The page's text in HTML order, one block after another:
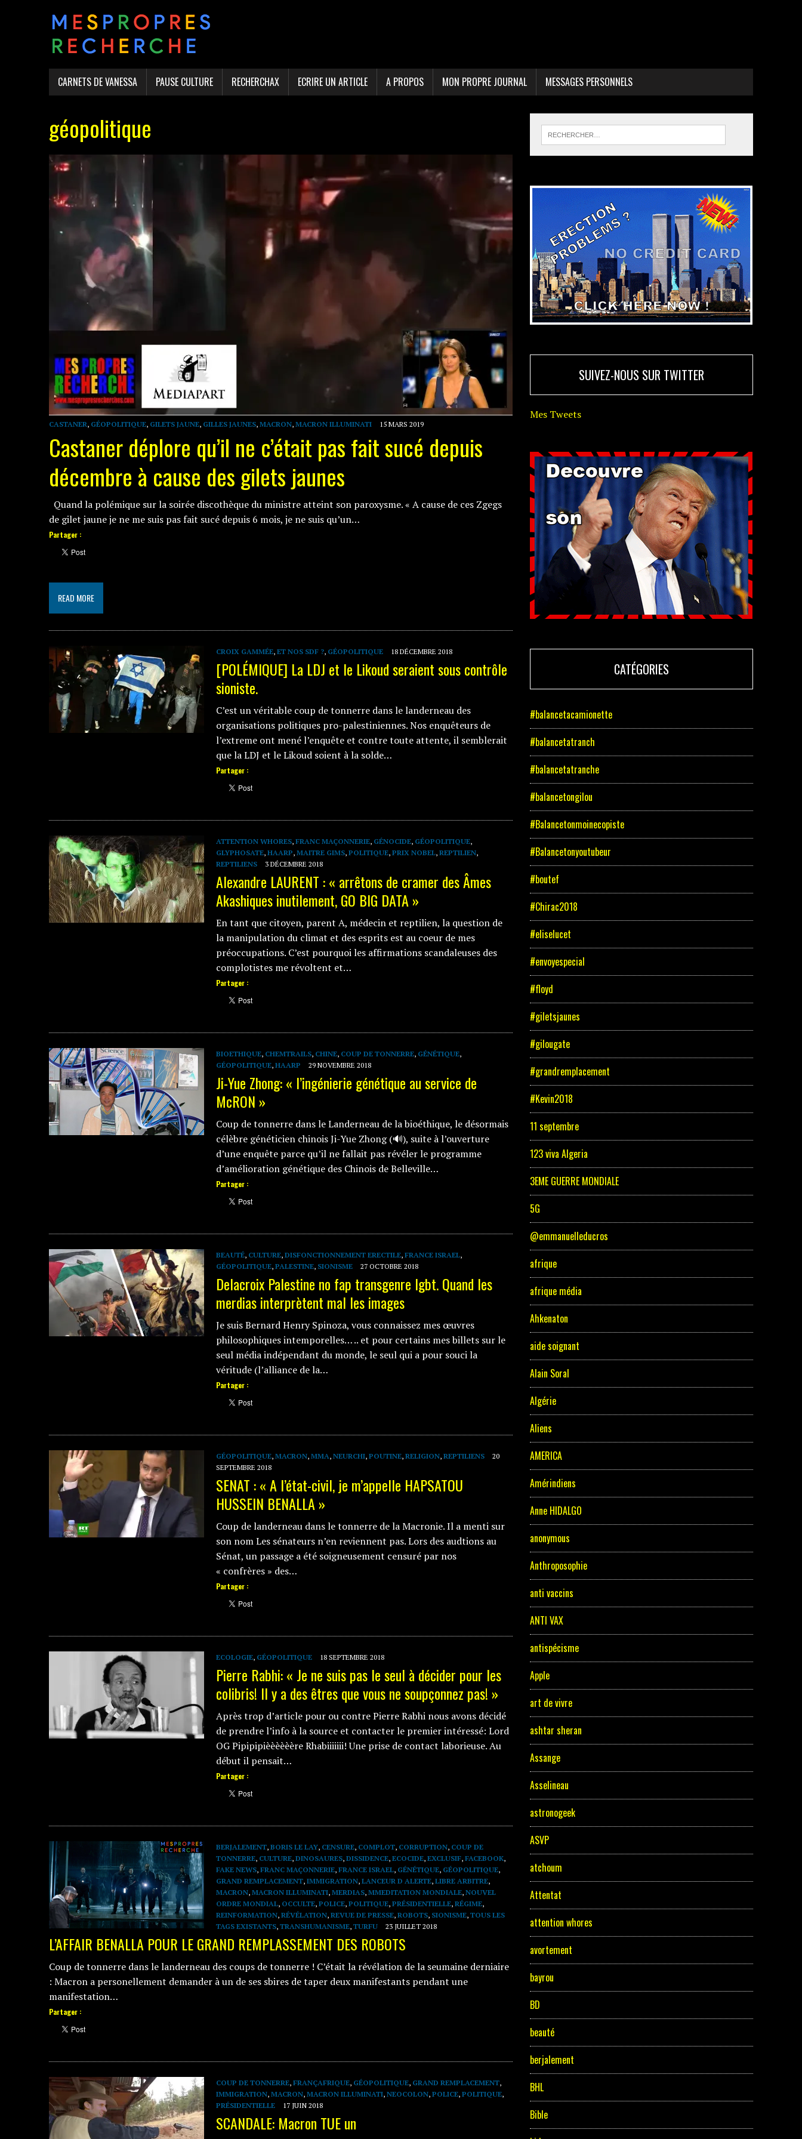
CARNETS DE VANESSA PAUSE CULTURE RECHERCHAX ECRIRE UN ARTICLE A PROPOS MON PROPRE JOURNAL MESSAGES PERSONNELS
géopolitique
CASTANER, GÉOPOLITIQUE, GILETS JAUNE, GILLES JAUNES, MACRON, MACRON ILLUMINATI 15 MARS 2019
Castaner déplore qu’il ne c’était pas fait sucé depuis
décembre à cause des gilets jaunes
Quand la polémique sur la soirée discothèque du ministre atteint son paroxysme. « A cause de ces Zgegs
de gilet jaune je ne me suis pas fait sucé depuis 6 mois, je ne suis qu’un…
Partager :
READ MORE
CROIX GAMMÉE, ET NOS SDF ?, GÉOPOLITIQUE 18 DÉCEMBRE 2018
[POLÉMIQUE] La LDJ et le Likoud seraient sous contrôle
sioniste.
C’est un véritable coup de tonnerre dans le landerneau des
organisations politiques pro-palestiniennes. Nos enquêteurs de
l’extreme ont mené l’enquête et contre toute attente, il semblerait
que la LDJ et le Likoud soient à la solde…
Partager :
ATTENTION WHORES, FRANC MAÇONNERIE, GÉNOCIDE, GÉOPOLITIQUE,
GLYPHOSATE, HAARP, MAITRE GIMS, POLITIQUE, PRIX NOBEL, REPTILIEN,
REPTILIENS
3 DÉCEMBRE 2018
Alexandre LAURENT : « arrêtons de cramer des Âmes
Akashiques inutilement, GO BIG DATA »
En tant que citoyen, parent A, médecin et reptilien, la question de
la manipulation du climat et des esprits est au coeur de mes
préoccupations. C’est pourquoi les affirmations scandaleuses des
complotistes me révoltent et…
Partager :
BIOETHIQUE, CHEMTRAILS, CHINE, COUP DE TONNERRE, GÉNÉTIQUE,
GÉOPOLITIQUE, HAARP 29 NOVEMBRE 2018
Ji-Yue Zhong: « l’ingénierie génétique au service de
McRON »
Coup de tonnerre dans le Landerneau de la bioéthique, le désormais
célèbre généticien chinois Ji-Yue Zhong (🔊), suite à l’ouverture
d’une enquête parce qu’il ne fallait pas révéler le programme
d’amélioration génétique des Chinois de Belleville…
Partager :
BEAUTÉ, CULTURE, DISFONCTIONNEMENT ERECTILE, FRANCE ISRAEL,
GÉOPOLITIQUE, PALESTINE, SIONISME 27 OCTOBRE 2018
Delacroix Palestine no fap transgenre lgbt. Quand les
merdias interprètent mal les images
Je suis Bernard Henry Spinoza, vous connaissez mes œuvres
philosophiques intemporelles… .. et pour certains mes billets sur le
seul média indépendant du monde, le seul qui a pour souci la
véritude (l’alliance de la…
Partager :
GÉOPOLITIQUE, MACRON, MMA, NEURCHI, POUTINE, RELIGION, REPTILIENS
20
SEPTEMBRE 2018
SENAT : « A l’état-civil, je m’appelle HAPSATOU
HUSSEIN BENALLA »
Coup de landerneau dans le tonnerre de la Macronie. Il a menti sur
son nom Les sénateurs n’en reviennent pas. Lors des audtions au
Sénat, un passage a été soigneusement censuré par nos
« confrères » des…
Partager :
ECOLOGIE, GÉOPOLITIQUE 18 SEPTEMBRE 2018
Pierre Rabhi: « Je ne suis pas le seul à décider pour les
colibris! Il y a des êtres que vous ne soupçonnez pas! »
Après trop d’article pour ou contre Pierre Rabhi nous avons décidé
de prendre l’info à la source et contacter le premier intéressé: Lord
OG Pipipipièèèèèère Rhabiiiiiii! Une prise de contact laborieuse. Au
début il pensait…
Partager :
BERJALEMENT, BORIS LE LAY, CENSURE, COMPLOT, CORRUPTION, COUP DE
TONNERRE, CULTURE, DINOSAURES, DISSIDENCE, ECOCIDE, EXCLUSIF, FACEBOOK,
FAKE NEWS, FRANC MAÇONNERIE, FRANCE ISRAEL, GÉNÉTIQUE, GÉOPOLITIQUE,
GRAND REMPLACEMENT, IMMIGRATION, LANCEUR D ALERTE, LIBRE ARBITRE,
MACRON, MACRON ILLUMINATI, MERDIAS, MMEDITATION MONDIALE, NOUVEL
ORDRE MONDIAL, OCCULTE, POLICE, POLITIQUE, PRÉSIDENTIELLE, RÉGIME,
REINFORMATION, RÉVÉLATION, REVUE DE PRESSE, ROBOTS, SIONISME, TOUS LES
TAGS EXISTANTS, TRANSHUMANISME, TURFU 23 JUILLET 2018
L’AFFAIR BENALLA POUR LE GRAND REMPLASSEMENT DES ROBOTS
Coup de tonnerre dans le landerneau des coups de tonnerre ! C’était la révélation de la seumaine derniaire
: Macron a personellement demander à un de ses sbires de taper deux manifestants pendant une
manifestation…
Partager :
COUP DE TONNERRE, FRANÇAFRIQUE, GÉOPOLITIQUE, GRAND REMPLACEMENT,
IMMIGRATION, MACRON, MACRON ILLUMINATI, NEOCOLON, POLICE, POLITIQUE,
PRÉSIDENTIELLE
17 JUIN 2018
SCANDALE: Macron TUE un
SUIVEZ-NOUS SUR TWITTER
Mes Tweets
CATÉGORIES
#balancetacamionette
#balancetatranch
#balancetatranche
#balancetongilou
#Balancetonmoinecopiste
#Balancetonyoutubeur
#boutef
#Chirac2018
#eliselucet
#envoyespecial
#floyd
#giletsjaunes
#gilougate
#grandremplacement
#Kevin2018
11 septembre
123 viva Algeria
3EME GUERRE MONDIALE
5G
@emmanuelleducros
afrique
afrique média
Ahkenaton
aide soignant
Alain Soral
Algérie
Aliens
AMERICA
Amérindiens
Anne HIDALGO
anonymous
Anthroposophie
anti vaccins
ANTI VAX
antispécisme
Apple
art de vivre
ashtar sheran
Assange
Asselineau
astronogeek
ASVP
atchoum
Attentat
attention whores
avortement
bayrou
BD
beauté
berjalement
BHL
Bible